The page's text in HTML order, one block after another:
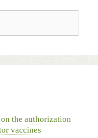
the authorization
vaccines